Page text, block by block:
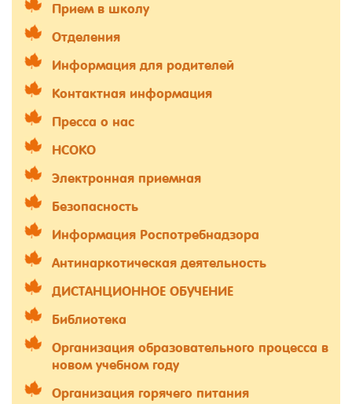
Прием в школу
Отделения
Информация для родителей
Контактная информация
Пресса о нас
НСОКО
Электронная приемная
Безопасность
Информация Роспотребнадзора
Антинаркотическая деятельность
ДИСТАНЦИОННОЕ ОБУЧЕНИЕ
Библиотека
Организация образовательного процесса в
новом учебном году
Организация горячего питания